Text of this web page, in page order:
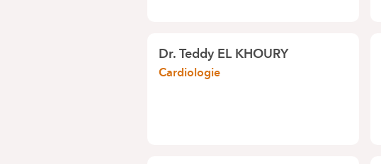
Dr.Teddy EL KHOURY
Cardiologie